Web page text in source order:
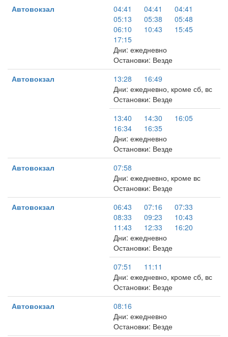
Автовокзал
04:41 04:41
04:41
05:13
05:38
05:48
06:10
10:43
15:45
17:15
Дни: ежедневно
Остановки: Везде
Автовокзал
13:28
16:49
Дни: ежедневно, кроме сб, вс
Остановки: Везде
13:40
14:30
16:05
16:34
16:35
Дни: ежедневно
Остановки: Везде
Автовокзал
07:58
Дни: ежедневно, кроме вс
Остановки: Везде
Автовокзал
06:43 07:16
07:33
08:33
09:23
10:43
11:43
12:33
16:20
Дни: ежедневно
Остановки: Везде
07:51
11:11
Дни: ежедневно, кроме сб, вс
Остановки: Везде
Автовокзал
08:16
Дни: ежедневно
Остановки: Везде